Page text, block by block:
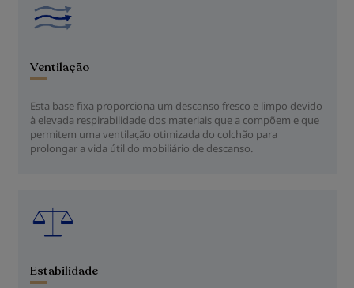
Ventilação
Esta base fixa proporciona um descanso fresco e limpo devido
à elevada respirabilidade dos materiais que a compõem e que
permitem uma ventilação otimizada do colchão para
prolongar a vida útil do mobiliário de descanso.
Estabilidade